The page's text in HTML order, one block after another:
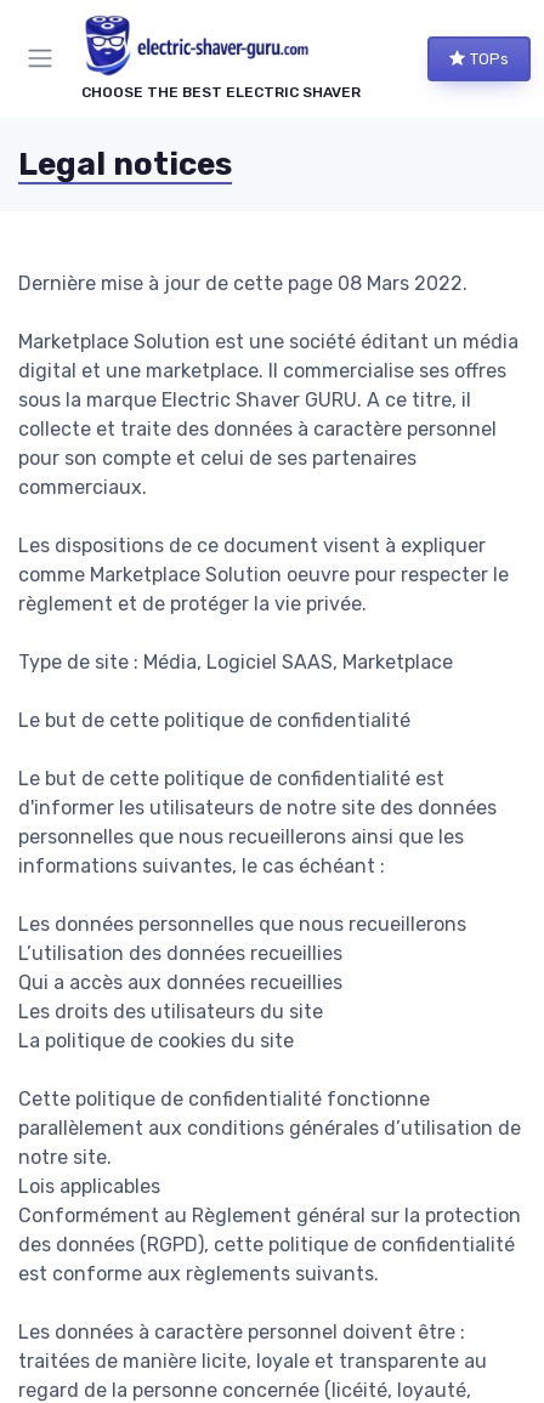
CHOOSE THE BEST ELECTRIC SHAVER
TOPs
Legal notices
Dernière mise à jour de cette page 08 Mars 2022.
Marketplace Solution est une société éditant un média
digital et une marketplace. Il commercialise ses offres
sous la marque Electric Shaver GURU. A ce titre, il
collecte et traite des données à caractère personnel
pour son compte et celui de ses partenaires
commerciaux.
Les dispositions de ce document visent à expliquer
comme Marketplace Solution oeuvre pour respecter le
règlement et de protéger la vie privée.
Type de site : Média, Logiciel SAAS, Marketplace
Le but de cette politique de confidentialité
Le but de cette politique de confidentialité est
d'informer les utilisateurs de notre site des données
personnelles que nous recueillerons ainsi que les
informations suivantes, le cas échéant :
Les données personnelles que nous recueillerons
L’utilisation des données recueillies
Qui a accès aux données recueillies
Les droits des utilisateurs du site
La politique de cookies du site
Cette politique de confidentialité fonctionne
parallèlement aux conditions générales d’utilisation de
notre site.
Lois applicables
Conformément au Règlement général sur la protection
des données (RGPD), cette politique de confidentialité
est conforme aux règlements suivants.
Les données à caractère personnel doivent être :
traitées de manière licite, loyale et transparente au
regard de la personne concernée (licéité, loyauté,